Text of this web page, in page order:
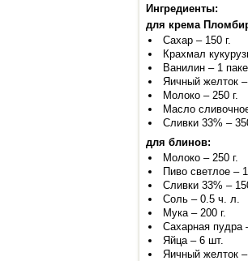
Ингредиенты:
для крема
Сахар – 150 г.
Крахмал
Ванилин – 1
Яичный желток
Молоко – 250 г.
Масло
Сливки 33% –
для блинов:
Молоко – 250 г.
Пиво светлое –
Сливки 33% –
Соль – 0.5 ч. л.
Мука – 200 г.
Сахарная пудра
Яйца – 6 шт.
Яичный желток